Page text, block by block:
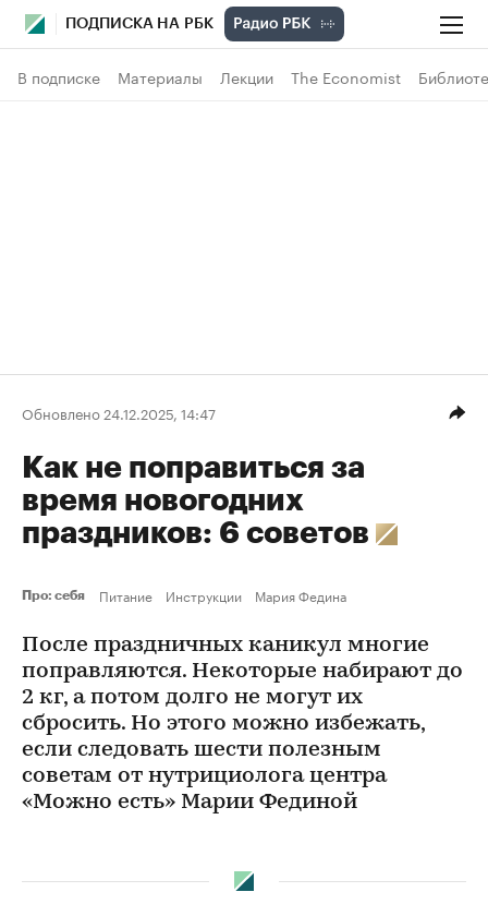
ПОДПИСКА НА РБК
В подписке Материалы Лекции The Economist
Обновлено 24.12.2025, 14:47
Как не поправиться за
время новогодних
праздников: 6 советов
Про: себя Питание Инструкции Мария Федина
После праздничных каникул многие
поправляются. Некоторые набирают до
2 кг, а потом долго не могут их
сбросить. Но этого можно избежать,
если следовать шести полезным
советам от нутрициолога центра
«Можно есть» Марии Фединой